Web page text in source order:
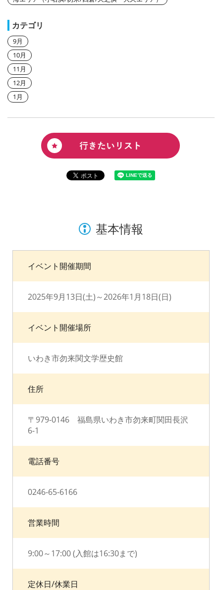
カテゴリ
9月
10月
11月
12月
1月
基本情報
イベント開催期間
2025年9月13日(土)～2026年1月18日(日)
イベント開催場所
いわき市勿来関文学歴史館
住所
〒979-0146 福島県いわき市勿来町関田長沢
6-1
電話番号
0246-65-6166
営業時間
9:00～17:00 (入館は16:30まで)
定休日/休業日